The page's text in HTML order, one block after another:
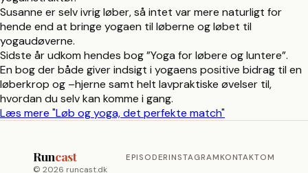
Susanne er selv ivrig løber, så intet var mere naturligt for
hende end at bringe yogaen til løberne og løbet til
yogaudøverne.
Sidste år udkom hendes bog ”Yoga for løbere og luntere”.
En bog der både giver indsigt i yogaens positive bidrag til en
løberkrop og –hjerne samt helt lavpraktiske øvelser til,
hvordan du selv kan komme i gang.
Læs mere "Løb og yoga, det perfekte match"
Runcast EPISODERINSTAGRAMKONTAKTOM
© 2026 runcast.dk